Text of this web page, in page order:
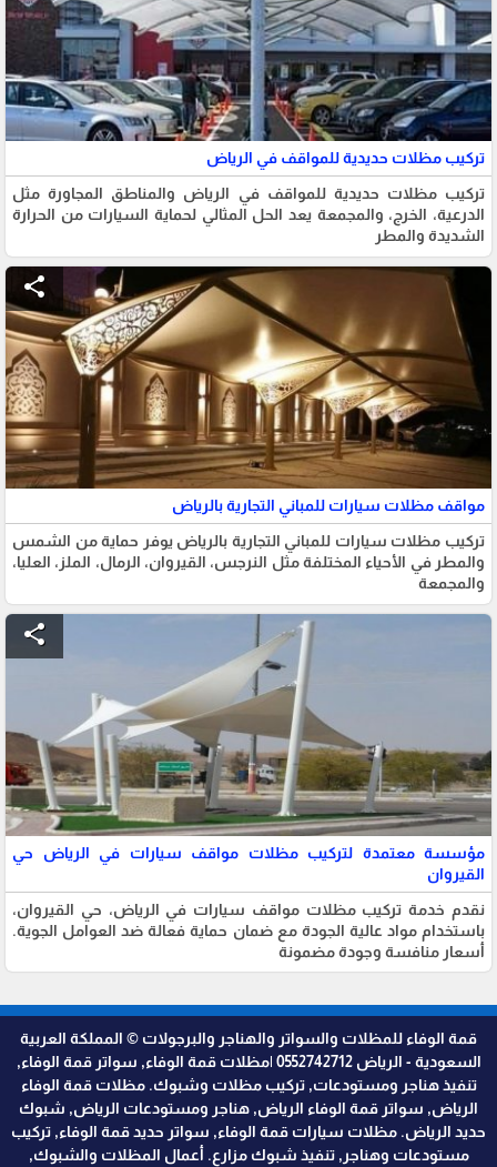
تركيب مظلات حديدية للمواقف في الرياض
تركيب مظلات حديدية للمواقف في الرياض والمناطق المجاورة مثل
الدرعية، الخرج، والمجمعة يعد الحل المثالي لحماية السيارات من الحرارة
الشديدة والمطر
share
مواقف مظلات سيارات للمباني التجارية بالرياض
تركيب مظلات سيارات للمباني التجارية بالرياض يوفر حماية من الشمس
والمطر في الأحياء المختلفة مثل النرجس، القيروان، الرمال، الملز، العليا،
والمجمعة
share
مؤسسة معتمدة لتركيب مظلات مواقف سيارات في الرياض حي
القيروان
نقدم خدمة تركيب مظلات مواقف سيارات في الرياض، حي القيروان،
باستخدام مواد عالية الجودة مع ضمان حماية فعالة ضد العوامل الجوية.
أسعار منافسة وجودة مضمونة
قمة الوفاء للمظلات والسواتر والهناجر والبرجولات © المملكة العربية
السعودية - الرياض 0552742712 |مظلات قمة الوفاء, سواتر قمة الوفاء,
تنفيذ هناجر ومستودعات, تركيب مظلات وشبوك. مظلات قمة الوفاء
الرياض, سواتر قمة الوفاء الرياض, هناجر ومستودعات الرياض, شبوك
حديد الرياض. مظلات سيارات قمة الوفاء, سواتر حديد قمة الوفاء, تركيب
مستودعات وهناجر, تنفيذ شبوك مزارع. أعمال المظلات والشبوك,